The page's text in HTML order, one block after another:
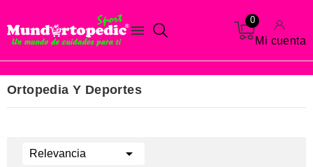

0
Mi cuenta
Ortopedia Y Deportes
Relevancia 